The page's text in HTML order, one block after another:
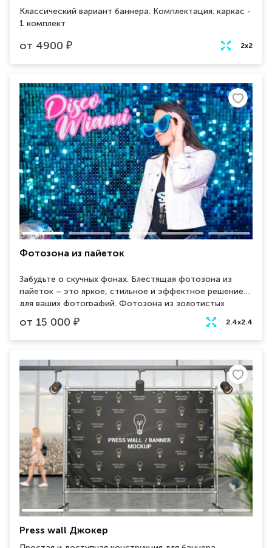
Классический вариант баннера. Комплектация: каркас -
1 комплект
от 4900 ₽ 2х2
Фотозона из пайеток
Забудьте о скучных фонах. Блестящая фотозона из
пайеток – это яркое, стильное и эффектное решение
для ваших фотографий. Фотозона из золотистых
переливающихся пайеток сделает любой праздник
красочным и запоминающимся.
от 15 000 ₽ 2.4х2.4
Press wall Джокер